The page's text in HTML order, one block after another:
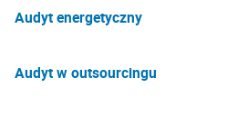
Audyt energetyczny
Audyt w outsourcingu